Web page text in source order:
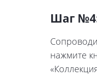
Шаг
нажмите